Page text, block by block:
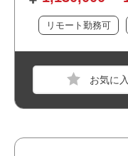
リモート勤務可
・AI,RPA,Saasなどを
たはその補助経験
・SQLを用いたデー
おすすめポイ
職種
PM